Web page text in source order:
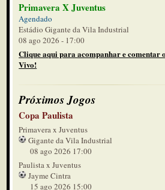
Primavera X Juventus
Agendado
Estádio Gigante da Vila Industrial
08 ago 2026 - 17:00
Clique aqui para acompanhar e comentar
Vivo!
Próximos Jogos
Copa Paulista
Primavera x Juventus
Gigante da Vila Industrial
08 ago 2026 17:00
Paulista x Juventus
Jayme Cintra
15 ago 2026 15:00